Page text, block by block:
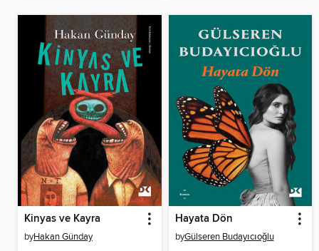
Kinyas ve Kayra
byHakan Günday
Hayata Dön
byGülseren Budayıcıoğlu